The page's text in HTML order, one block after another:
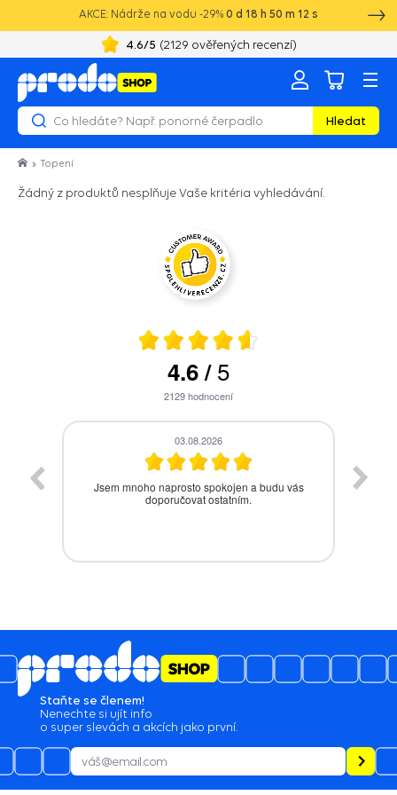
AKCE: Nádrže na vodu -29% 0 d 18 h 50 m 12 s
4.6/5 (2129 ověřených recenzí)
Hledat
Topení
Žádný z produktů nesplňuje Vaše kritéria vyhledávání.
4.6/5
2129hodnocení
03.08.2026
Jsem mnoho naprosto spokojen a budu vás
doporučovat ostatním.
Staňte se členem!
Nenechte si ujít info
o super slevách a akcích jako první.